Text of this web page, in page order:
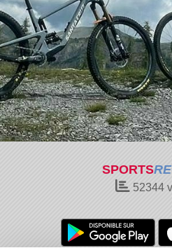
SPORTS
52344